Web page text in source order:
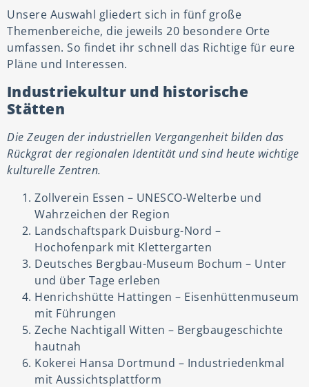
Unsere Auswahl gliedert sich in fünf große
Themenbereiche, die jeweils 20 besondere Orte
umfassen. So findet ihr schnell das Richtige für eure
Pläne und Interessen.
Industriekultur und historische
Stätten
Die Zeugen der industriellen Vergangenheit bilden das
Rückgrat der regionalen Identität und sind heute wichtige
kulturelle Zentren.
Zollverein Essen – UNESCO-Welterbe und
Wahrzeichen der Region
Landschaftspark Duisburg-Nord –
Hochofenpark mit Klettergarten
Deutsches Bergbau-Museum Bochum – Unter
und über Tage erleben
Henrichshütte Hattingen – Eisenhüttenmuseum
mit Führungen
Zeche Nachtigall Witten – Bergbaugeschichte
hautnah
Kokerei Hansa Dortmund – Industriedenkmal
mit Aussichtsplattform